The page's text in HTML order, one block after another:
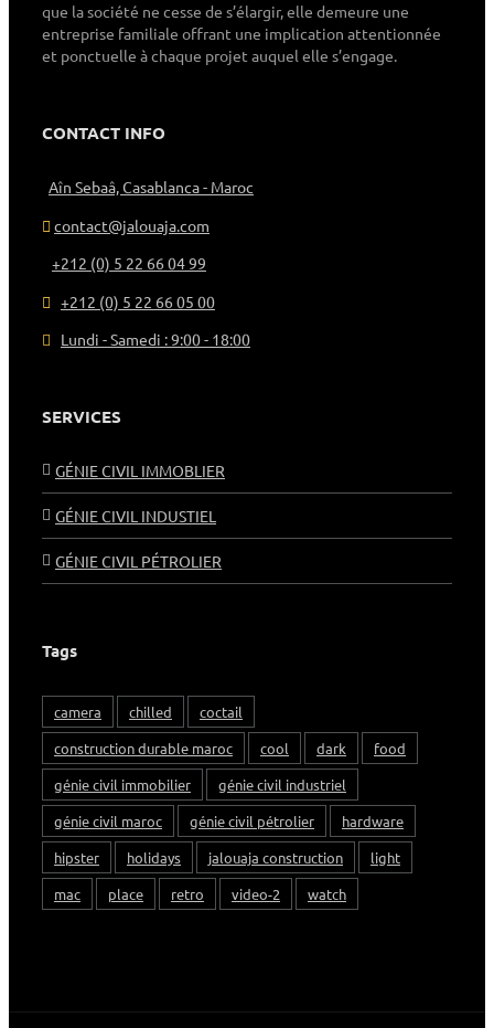
que la société ne cesse de s’élargir, elle demeure une
entreprise familiale offrant une implication attentionnée
et ponctuelle à chaque projet auquel elle s’engage.
CONTACT INFO
Aîn Sebaâ, Casablanca - Maroc
contact@jalouaja.com
+212 (0) 5 22 66 04 99
+212 (0) 5 22 66 05 00
Lundi - Samedi : 9:00 - 18:00
SERVICES
GÉNIE CIVIL IMMOBLIER
GÉNIE CIVIL INDUSTIEL
GÉNIE CIVIL PÉTROLIER
Tags
camera chilled
coctail
construction durable maroc
cool dark
food
génie civil immobilier
génie civil industriel
génie civil maroc
génie civil pétrolier
hardware
hipster
holidays jalouaja construction
light
mac
place retro video-2 watch